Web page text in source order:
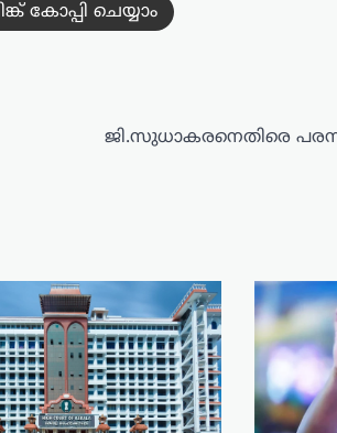
കോപ്പി ചെയ്യാം
ജി.സുധാകരനെതിരെ